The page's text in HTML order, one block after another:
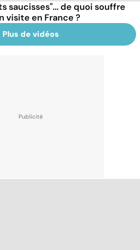
saucisses"... de quoi souffre
visite en France ?
Plus de vidéos